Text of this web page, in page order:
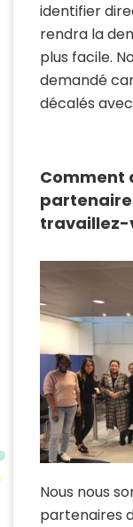
identifier
rendra la
plus facile.
demandé
décalés
Comment
travaillez-
Nous nous
partenaires